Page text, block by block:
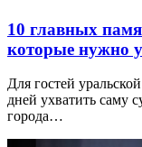
10 главных
которые нужно
Для гостей
дней ухватить саму
города…